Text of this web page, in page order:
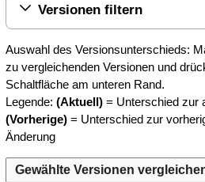
Versionen filtern
Auswahl des Versionsunterschieds:
zu vergleichenden Versionen und
Schaltfläche am unteren Rand.
Legende: (Aktuell)= Unterschied zur
(Vorherige)= Unterschied zur
Änderung